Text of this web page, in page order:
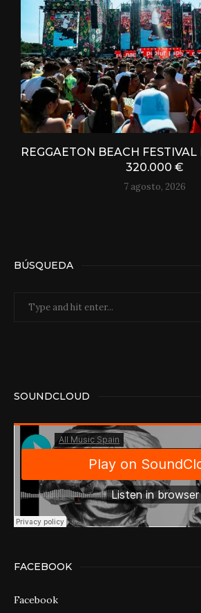
REGGAETON BEACH
320.000 €
7 agosto, 2026
BÚSQUEDA
SOUNDCLOUD
FACEBOOK
Facebook